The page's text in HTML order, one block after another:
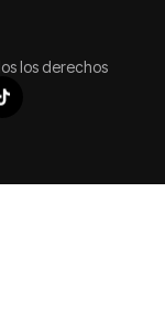
los derechos